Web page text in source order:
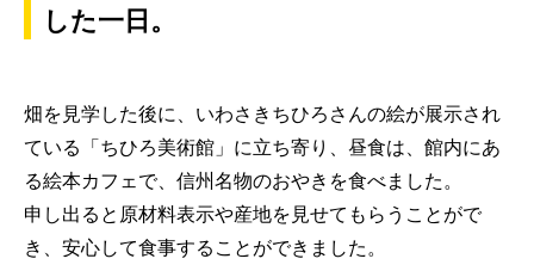
した一日。
畑を見学した後に、いわさきちひろさんの絵が展示され
ている「ちひろ美術館」に立ち寄り、昼食は、館内にあ
る絵本カフェで、信州名物のおやきを食べました。
申し出ると原材料表示や産地を見せてもらうことがで
き、安心して食事することができました。